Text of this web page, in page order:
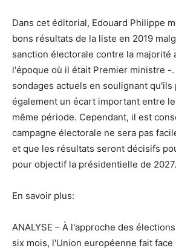
Dans cet éditorial, Edouard Philippe
bons résultats de la liste en 2019
sanction électorale contre la majorité
l'époque où il était Premier ministre -
sondages actuels en soulignant qu'ils
également un écart important entre le
même période. Cependant, il est
campagne électorale ne sera pas
et que les résultats seront décisifs
pour objectif la présidentielle de 2027.
En savoir plus:
ANALYSE – À l'approche des
six mois, l'Union européenne fait face